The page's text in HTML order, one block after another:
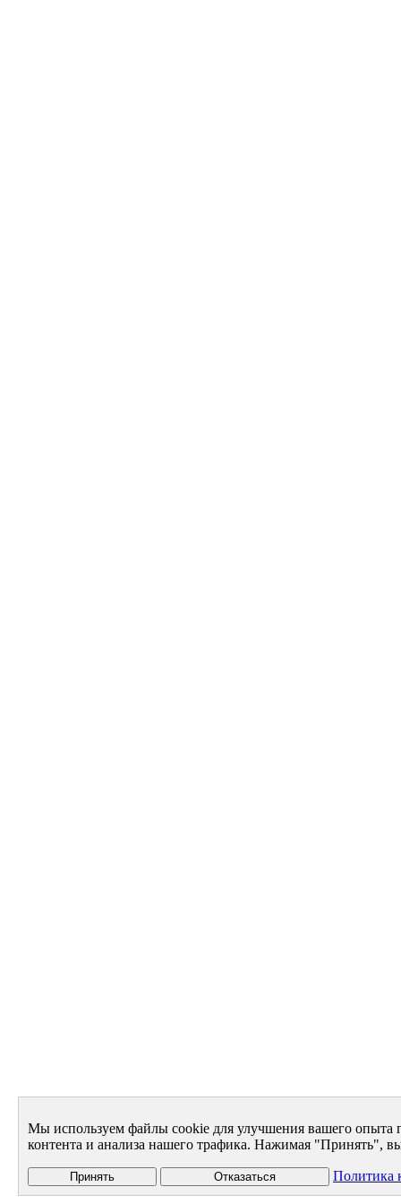
Мы используем файлы cookie для улучшения вашего опыта
контента и анализа нашего трафика. Нажимая "Принять",
Принять Отказаться Политика